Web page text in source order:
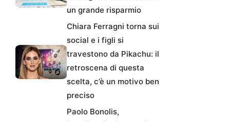
un grande risparmio
Chiara Ferragni torna sui
social e i figli si
travestono da Pikachu: il
retroscena di questa
scelta, c’è un motivo ben
preciso
Paolo Bonolis,